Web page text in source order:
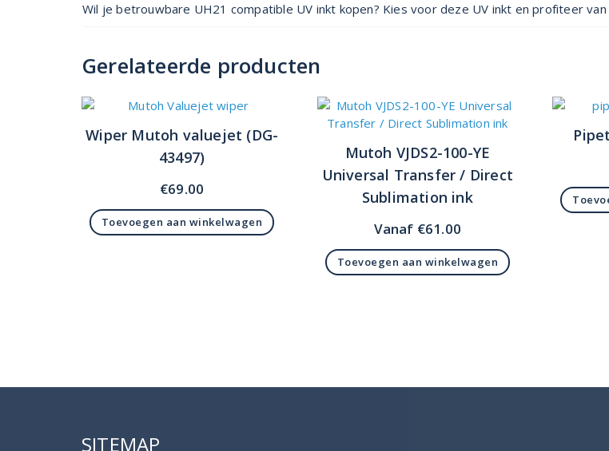
Wil je betrouwbare UH21 compatible UV inkt kopen? Kies voor deze UV inkt en profiteer
Gerelateerde producten
Wiper Mutoh valuejet (DG-
43497)
€69.00
Toevoegen aan winkelwagen
Mutoh VJDS2-100-YE
Universal Transfer / Direct
Sublimation ink
Vanaf €61.00
Toevoegen aan winkelwagen
SITEMAP